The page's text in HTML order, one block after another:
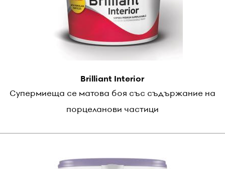
Brilliant Interior
Супермиеща се матова боя със съдържание на
порцеланови частици